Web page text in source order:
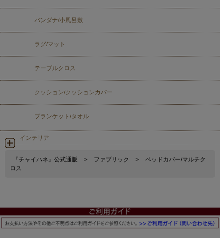
バンダナ/小風呂敷
ラグ/マット
テーブルクロス
クッション/クッションカバー
ブランケット/タオル
インテリア
『チャイハネ』公式通販 > ファブリック >
ベッドカバー/マルチク
ロス